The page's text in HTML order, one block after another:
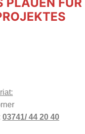
03741/ 44 20 40